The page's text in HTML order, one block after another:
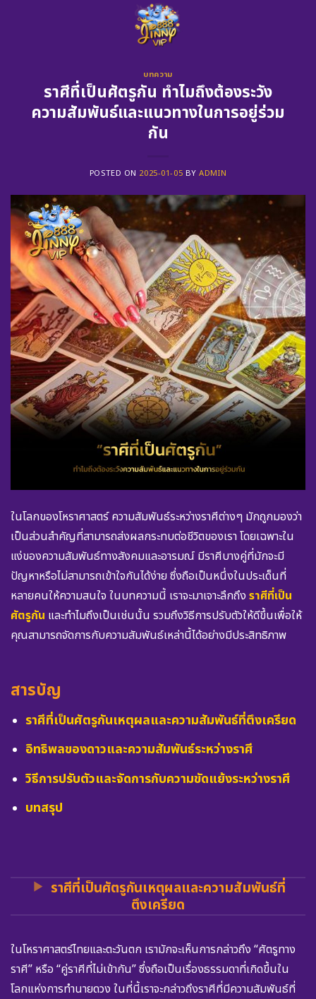
บทความ
ราศีที่เป็นศัตรูกัน ทำไมถึงต้องระวัง
ความสัมพันธ์และแนวทางในการอยู่ร่วม
กัน
POSTED ON 2025-01-05 BYADMIN
ในโลกของโหราศาสตร์ ความสัมพันธ์ระหว่างราศีต่างๆ มักถูกมองว่า
เป็นส่วนสำคัญที่สามารถส่งผลกระทบต่อชีวิตของเรา โดยเฉพาะใน
แง่ของความสัมพันธ์ทางสังคมและอารมณ์ มีราศีบางคู่ที่มักจะมี
ปัญหาหรือไม่สามารถเข้าใจกันได้ง่าย ซึ่งถือเป็นหนึ่งในประเด็นที่
หลายคนให้ความสนใจ ในบทความนี้ เราจะมาเจาะลึกถึง ราศีที่เป็น
ศัตรูกัน และทำไมถึงเป็นเช่นนั้น รวมถึงวิธีการปรับตัวให้ดีขึ้นเพื่อให้
คุณสามารถจัดการกับความสัมพันธ์เหล่านี้ได้อย่างมีประสิทธิภาพ
สารบัญ
ราศีที่เป็นศัตรูกันเหตุผลและความสัมพันธ์ที่ตึงเครียด
อิทธิพลของดาวและความสัมพันธ์ระหว่างราศี
วิธีการปรับตัวและจัดการกับความขัดแย้งระหว่างราศี
บทสรุป
ราศีที่เป็นศัตรูกันเหตุผลและความสัมพันธ์ที่
ตึงเครียด
ในโหราศาสตร์ไทยและตะวันตก เรามักจะเห็นการกล่าวถึง “ศัตรูทาง
ราศี” หรือ “คู่ราศีที่ไม่เข้ากัน” ซึ่งถือเป็นเรื่องธรรมดาที่เกิดขึ้นใน
โลกแห่งการทำนายดวง ในที่นี้เราจะกล่าวถึงราศีที่มีความสัมพันธ์ที่